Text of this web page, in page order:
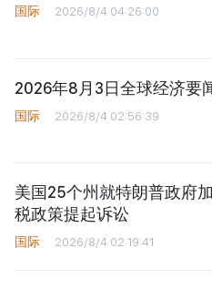
国际 2026/8/4 04:26:00
2026年8月3日全球经济要
国际 2026/8/4 02:56:39
美国25个州就特朗普政府
税政策提起诉讼
国际 2026/8/4 02:19:41